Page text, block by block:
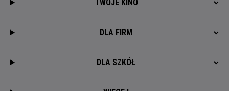
TWOJE KINO
DLA FIRM
DLA SZKÓŁ